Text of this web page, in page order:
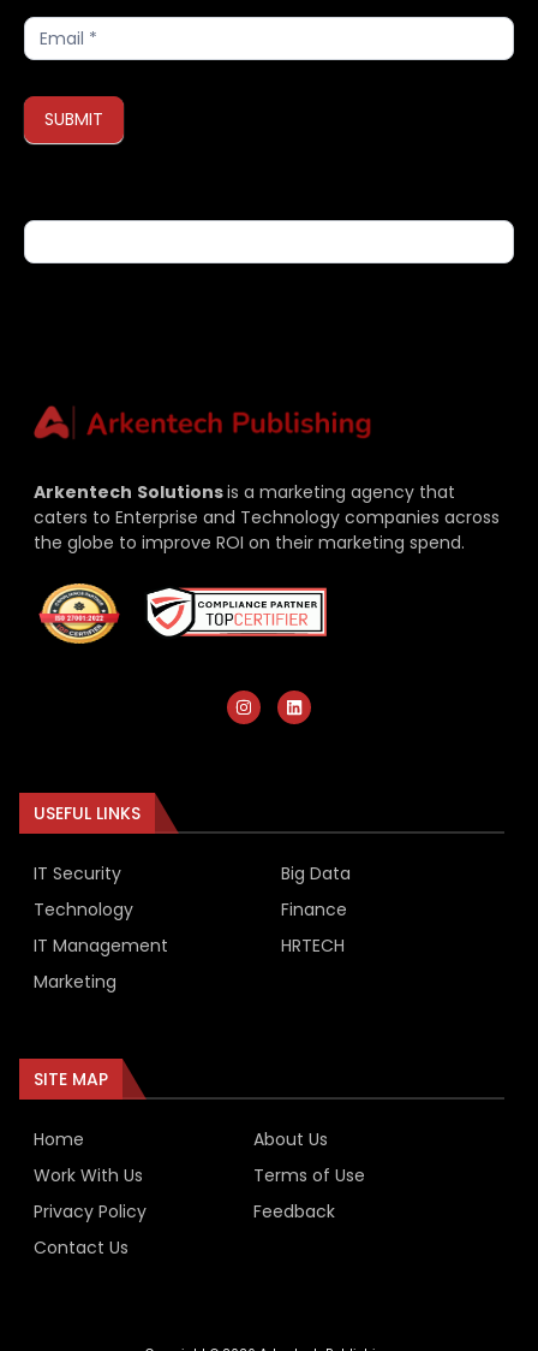
Subscribe
SUBMIT
Arkentech Solutionsis a marketing agency that
caters to Enterprise and Technology companies across
the globe to improve ROI on their marketing spend.
USEFUL LINKS
IT Security
Big Data
Technology
Finance
IT Management
HRTECH
Marketing
SITE MAP
Home
About Us
Work With Us
Terms of Use
Privacy Policy
Feedback
Contact Us